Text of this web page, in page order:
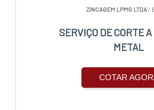
ZINCAGEM LPMG LTDA/
SERVIÇO DE CORTE
METAL
COTAR